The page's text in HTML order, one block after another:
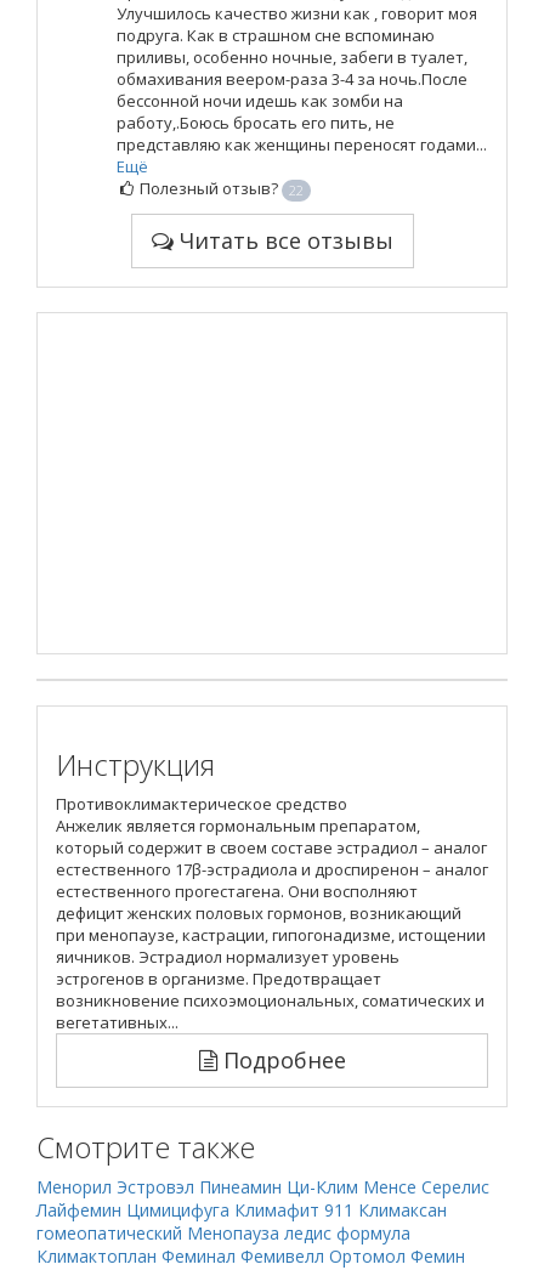
Улучшилось качество жизни как , говорит моя
подруга. Как в страшном сне вспоминаю
приливы, особенно ночные, забеги в туалет,
обмахивания веером-раза 3-4 за ночь.После
бессонной ночи идешь как зомби на
работу,.Боюсь бросать его пить, не
представляю как женщины переносят годами...
Ещё
Полезный отзыв? 22
Читать все отзывы
Инструкция
Противоклимактерическое средство
Анжелик является гормональным препаратом,
который содержит в своем составе эстрадиол – аналог
естественного 17β-эстрадиола и дроспиренон – аналог
естественного прогестагена. Они восполняют
дефицит женских половых гормонов, возникающий
при менопаузе, кастрации, гипогонадизме, истощении
яичников. Эстрадиол нормализует уровень
эстрогенов в организме. Предотвращает
возникновение психоэмоциональных, соматических и
вегетативных...
Подробнее
Смотрите также
Менорил Эстровэл Пинеамин Ци-Клим Менсе Серелис
Лайфемин Цимицифуга Климафит 911 Климаксан
гомеопатический Менопауза ледис формула
Климактоплан Феминал Фемивелл Ортомол Фемин